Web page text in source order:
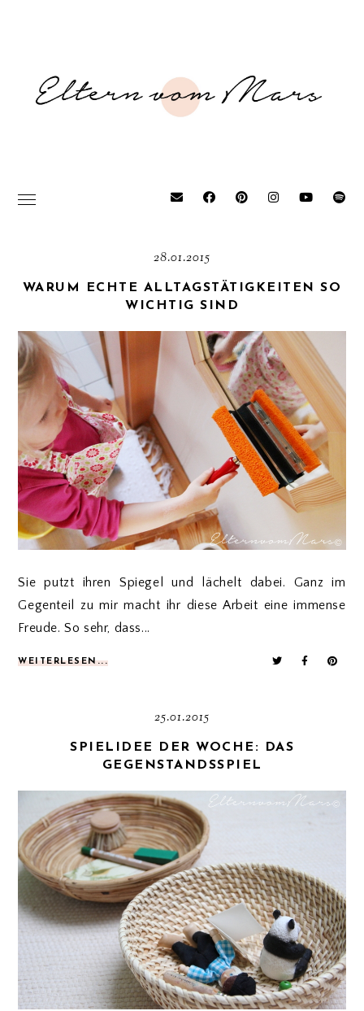
28.01.2015
WARUM ECHTE ALLTAGSTÄTIGKEITEN SO
WICHTIG SIND
Sie putzt ihren Spiegel und lächelt dabei. Ganz im
Gegenteil zu mir macht ihr diese Arbeit eine immense
Freude. So sehr, dass...
WEITERLESEN...
25.01.2015
SPIELIDEE DER WOCHE: DAS
GEGENSTANDSSPIEL